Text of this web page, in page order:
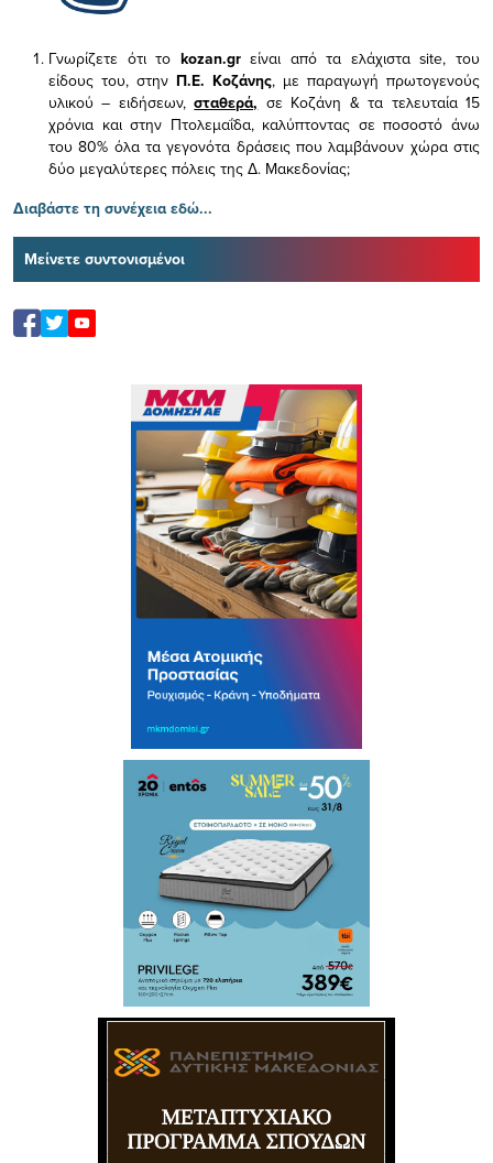
Γνωρίζετε ότι το kozan.gr είναι από τα ελάχισταsite, του
είδους του, στην Π.Ε. Κοζάνης, με παραγωγή πρωτογενούς
υλικού – ειδήσεων,σταθερά, σε Κοζάνη & τα τελευταία 15
χρόνια και στην Πτολεμαΐδα, καλύπτοντας σε ποσοστό άνω
του 80% όλα τα γεγονότα δράσεις που λαμβάνουν χώρα στις
δύο μεγαλύτερες πόλεις της Δ. Μακεδονίας;
Διαβάστε τη συνέχεια εδώ...
Μείνετε συντονισμένοι